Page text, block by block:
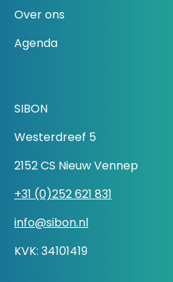
Over ons
Agenda
SIBON
Westerdreef 5
2152 CS Nieuw Vennep
+31 (0)252 621 831
info@sibon.nl
KVK: 34101419